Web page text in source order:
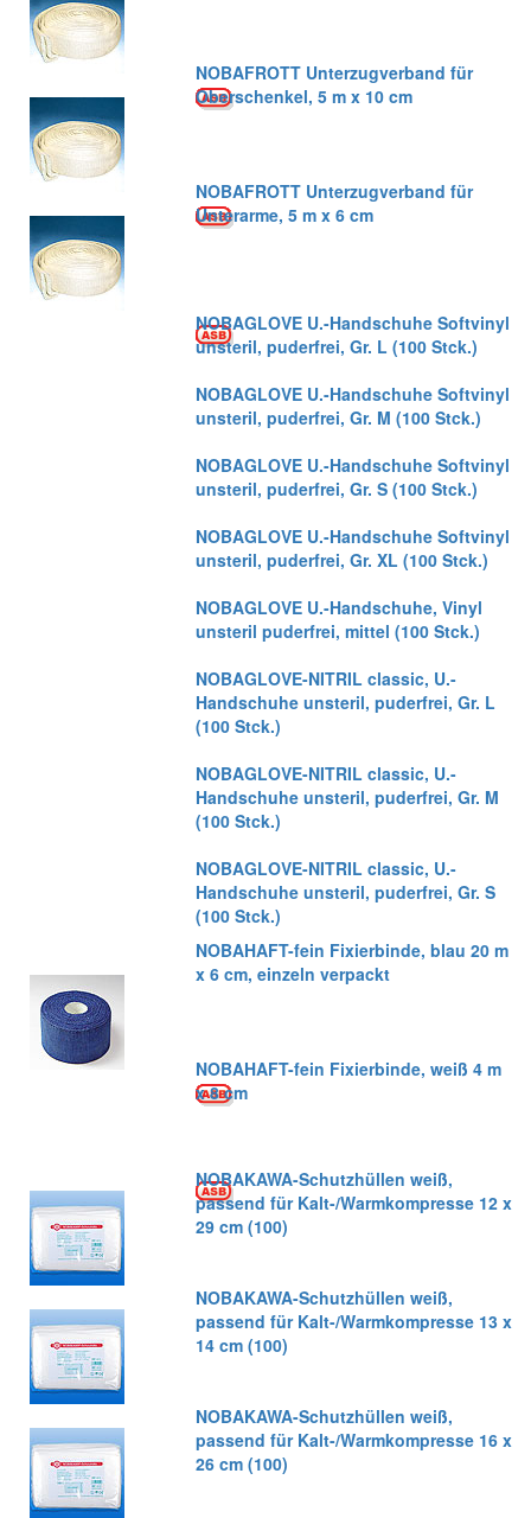
NOBAFROTT Unterzugverband für
Oberschenkel, 5 m x 10 cm
NOBAFROTT Unterzugverband für
Unterarme, 5 m x 6 cm
NOBAGLOVE U.-Handschuhe Softvinyl
unsteril, puderfrei, Gr. L (100 Stck.)
NOBAGLOVE U.-Handschuhe Softvinyl
unsteril, puderfrei, Gr. M (100 Stck.)
NOBAGLOVE U.-Handschuhe Softvinyl
unsteril, puderfrei, Gr. S (100 Stck.)
NOBAGLOVE U.-Handschuhe Softvinyl
unsteril, puderfrei, Gr. XL (100 Stck.)
NOBAGLOVE U.-Handschuhe, Vinyl
unsteril puderfrei, mittel (100 Stck.)
NOBAGLOVE-NITRIL classic, U.-
Handschuhe unsteril, puderfrei, Gr. L
(100 Stck.)
NOBAGLOVE-NITRIL classic, U.-
Handschuhe unsteril, puderfrei, Gr. M
(100 Stck.)
NOBAGLOVE-NITRIL classic, U.-
Handschuhe unsteril, puderfrei, Gr. S
(100 Stck.)
NOBAHAFT-fein Fixierbinde, blau 20 m
x 6 cm, einzeln verpackt
NOBAHAFT-fein Fixierbinde, weiß 4 m
x 8 cm
NOBAKAWA-Schutzhüllen weiß,
passend für Kalt-/Warmkompresse 12 x
29 cm (100)
NOBAKAWA-Schutzhüllen weiß,
passend für Kalt-/Warmkompresse 13 x
14 cm (100)
NOBAKAWA-Schutzhüllen weiß,
passend für Kalt-/Warmkompresse 16 x
26 cm (100)